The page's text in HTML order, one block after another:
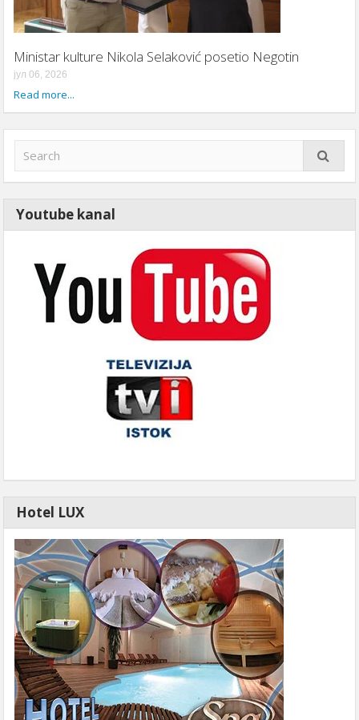
Ministar kulture Nikola Selaković posetio Negotin
јул 06, 2026
Read more...
Youtube kanal
Hotel LUX